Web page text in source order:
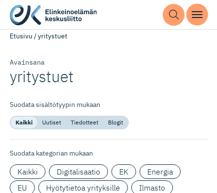
Etusivu /yritystuet
Avainsana
yritystuet
Suodata sisältötyypin mukaan
Kaikki Uutiset Tiedotteet Blogit
Suodata kategorian mukaan
Kaikki Digitalisaatio EK
Energia
EU
Hyötytietoa yrityksille
Ilmasto